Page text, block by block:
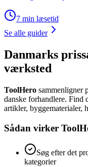
7 min læsetid
Se alle guider
Danmarks
værksted
ToolHero sammenligner
danske forhandlere.
artikler, byggematerialer,
Sådan virker
Søg efter det
kategorier